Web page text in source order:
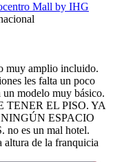
Mall by IHG
muy amplio incluido.
les falta un poco
modelo muy básico.
EL PISO. YA
ESPACIO
es un mal hotel.
altura de la franquicia